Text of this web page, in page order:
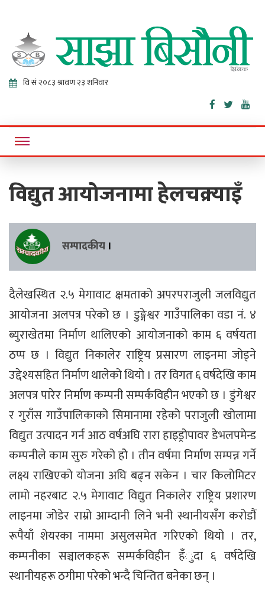
Sajha
Bisaunee
Online News Portal
विद्युत आयोजनामा हेलचक्र्याइँ
सम्पादकीय ।
दैलेखस्थित २.५ मेगावाट क्षमताको अपरपराजुली जलविद्युत
आयोजना अलपत्र परेको छ । डुङ्गेश्वर गाउँपालिका वडा नं. ४
ब्युराखेतमा निर्माण थालिएको आयोजनाको काम ६ वर्षयता
ठप्प छ । विद्युत निकालेर राष्ट्रिय प्रसारण लाइनमा जोड्ने
उद्देश्यसहित निर्माण थालेको थियो । तर विगत ६ वर्षदेखि काम
अलपत्र पारेर निर्माण कम्पनी सम्पर्कविहीन भएको छ । डुंगेश्वर
र गुराँस गाउँपालिकाको सिमानामा रहेको पराजुली खोलामा
विद्युत उत्पादन गर्न आठ वर्षअघि रारा हाइड्रोपावर डेभलपमेन्ड
कम्पनीले काम सुरु गरेको होे । तीन वर्षमा निर्माण सम्पन्न गर्ने
लक्ष्य राखिएको योजना अघि बढ्न सकेन । चार किलोमिटर
लामो नहरबाट २.५ मेगावाट विद्युत निकालेर राष्ट्रिय प्रशारण
लाइनमा जोेडेर राम्रो आम्दानी लिने भनी स्थानीयसँग करोडौं
रूपैयाँ शेयरका नाममा असुलसमेत गरिएको थियो । तर,
कम्पनीका सञ्चालकहरू सम्पर्कविहीन हँुदा ६ वर्षदेखि
स्थानीयहरू ठगीमा परेको भन्दै चिन्तित बनेका छन् ।